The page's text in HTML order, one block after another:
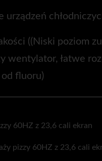
urządzeń
((Niski poziom
wentylator, łatwe
od fluoru)